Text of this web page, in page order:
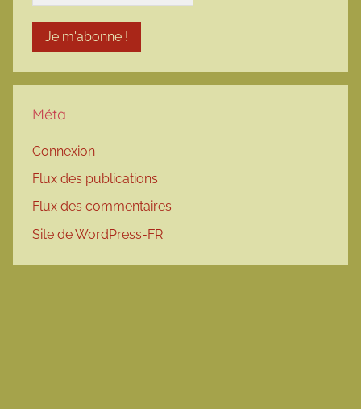
Méta
Connexion
Flux des publications
Flux des commentaires
Site de WordPress-FR